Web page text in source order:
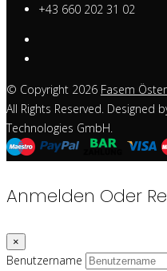
+43 660 202 31 02
© Copyright 2026 Fasem
All Rights Reserved. Designed
Technologies GmbH.
Anmelden Oder
×
Benutzername